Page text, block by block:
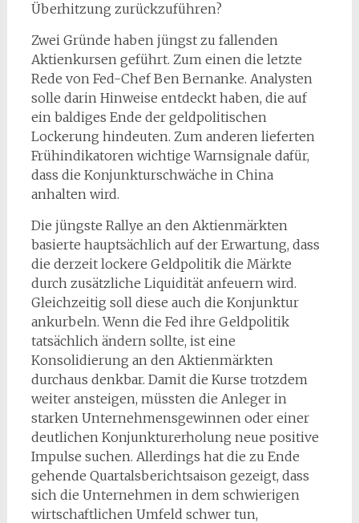
Überhitzung zurückzuführen?
Zwei Gründe haben jüngst zu fallenden
Aktienkursen geführt. Zum einen die letzte
Rede von Fed-Chef Ben Bernanke. Analysten
solle darin Hinweise entdeckt haben, die auf
ein baldiges Ende der geldpolitischen
Lockerung hindeuten. Zum anderen lieferten
Frühindikatoren wichtige Warnsignale dafür,
dass die Konjunkturschwäche in China
anhalten wird.
Die jüngste Rallye an den Aktienmärkten
basierte hauptsächlich auf der Erwartung, dass
die derzeit lockere Geldpolitik die Märkte
durch zusätzliche Liquidität anfeuern wird.
Gleichzeitig soll diese auch die Konjunktur
ankurbeln. Wenn die Fed ihre Geldpolitik
tatsächlich ändern sollte, ist eine
Konsolidierung an den Aktienmärkten
durchaus denkbar. Damit die Kurse trotzdem
weiter ansteigen, müssten die Anleger in
starken Unternehmensgewinnen oder einer
deutlichen Konjunkturerholung neue positive
Impulse suchen. Allerdings hat die zu Ende
gehende Quartalsberichtsaison gezeigt, dass
sich die Unternehmen in dem schwierigen
wirtschaftlichen Umfeld schwer tun,